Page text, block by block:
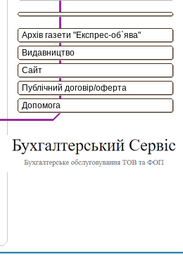
Архів газети "Експрес-об`ява"
Видавництво
Сайт
Публічний договір/оферта
Допомога